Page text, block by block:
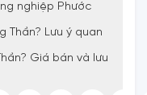
nghiệp Phước
Thần? Lưu ý quan
Giá bán và lưu